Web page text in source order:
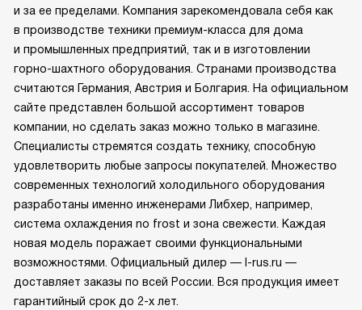
и за ее пределами. Компания зарекомендовала себя как
в производстве техники премиум-класса для дома
и промышленных предприятий, так и в изготовлении
горно-шахтного оборудования. Странами производства
считаются Германия, Австрия и Болгария. На официальном
сайте представлен большой ассортимент товаров
компании, но сделать заказ можно только в магазине.
Специалисты стремятся создать технику, способную
удовлетворить любые запросы покупателей. Множество
современных технологий холодильного оборудования
разработаны именно инженерами Либхер, например,
система охлаждения no frost и зона свежести. Каждая
новая модель поражает своими функциональными
возможностями. Официальный дилер — l-rus.ru —
доставляет заказы по всей России. Вся продукция имеет
гарантийный срок до 2-х лет.